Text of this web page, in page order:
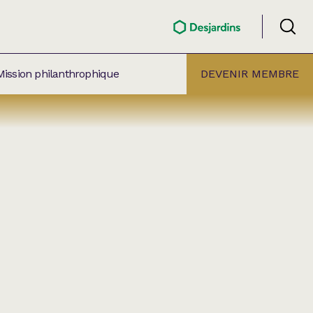
philanthrophique DEVENIR MEMBRE